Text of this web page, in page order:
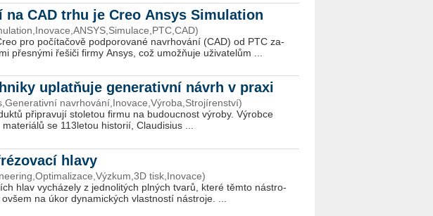
na CAD trhu je Creo Ansys Simulation
pro po­čí­ta­čo­vě pod­po­ro­va­né na­vr­ho­vá­ní (CAD) od PTC za­
přes­ný­mi ře­ši­či firmy Ansys, což umož­ňu­je uži­va­te­lům ...
uplatňuje generativní návrh v praxi
navrhování,Inovace,Výroba,Strojírenství)
při­pra­vu­jí sto­le­tou fir­mu na bu­douc­nost vý­ro­by. Vý­rob­ce
se 113­le­tou his­to­rií, Clau­di­si­us ...
hlavy
tisk,Inovace)
hlav vy­chá­ze­ly z jed­no­li­tých pl­ných tva­rů, kte­ré těm­to nás­tro­
na úkor dy­na­mic­kých vlast­nos­tí nás­tro­je. ...